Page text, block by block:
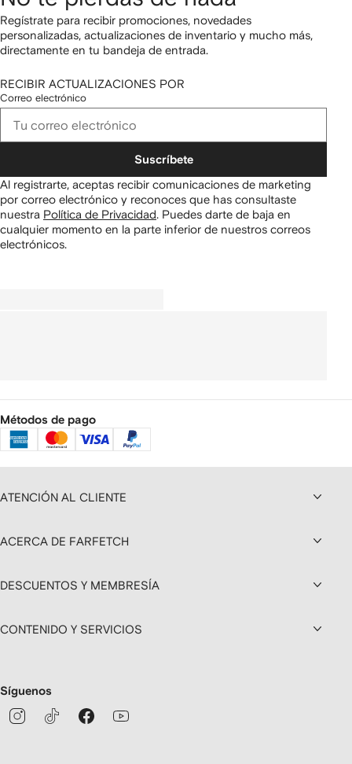
Regístrate para recibir promociones, novedades
personalizadas, actualizaciones de inventario y mucho más,
directamente en tu bandeja de entrada.
RECIBIR ACTUALIZACIONES POR
Correo electrónico
Suscríbete
Al registrarte, aceptas recibir comunicaciones de marketing
por correo electrónico y reconoces que has consultaste
nuestra Política de Privacidad. Puedes darte de baja en
cualquier momento en la parte inferior de nuestros correos
electrónicos.
Métodos de pago
ATENCIÓN AL CLIENTE
ACERCA DE FARFETCH
DESCUENTOS Y MEMBRESÍA
CONTENIDO Y SERVICIOS
Síguenos